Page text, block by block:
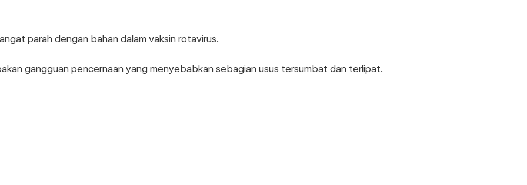
parah dengan bahan dalam vaksin rotavirus.
gangguan pencernaan yang menyebabkan sebagian usus tersumbat dan terlipat.